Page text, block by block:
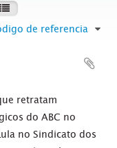
de referencia
retratam
do ABC no
no Sindicato dos